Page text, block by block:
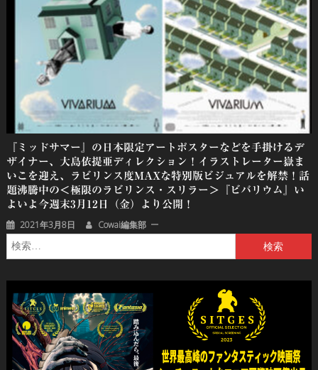
『ミッドサマー』の日本限定アートポスターなどを手掛けるデ
ザイナー、大島依提亜ディレクション！イラストレーター嶽ま
いこを迎え、ラビリンス度MAXな特別版ビジュアルを解禁！話
題沸騰中の＜極限のラビリンス・スリラー＞『ビバリウム』い
よいよ今週末3月12日（金）より公開！
2021年3月8日 Cowai編集部
索: